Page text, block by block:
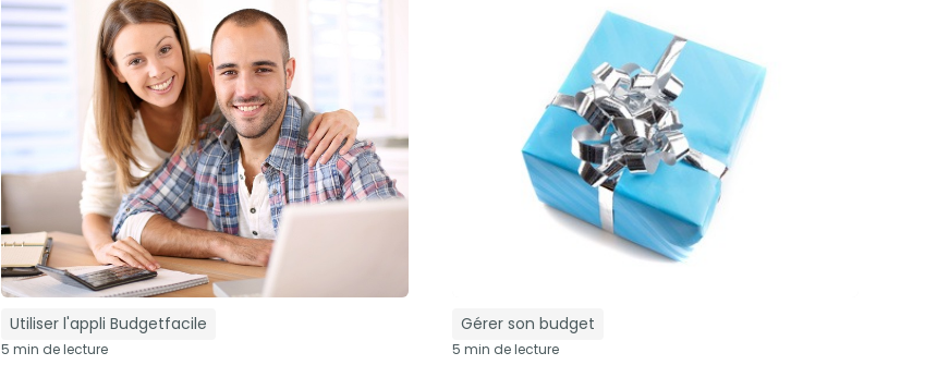
Utiliser l'appli Budgetfacile
5 min de lecture
Gérer son budget
5 min de lecture